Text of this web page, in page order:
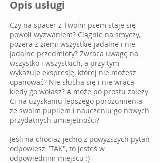
Opis usługi
Czy na spacer z Twoim psem staje się
powoli wyzwaniem? Ciągnie na smyczy,
pożera z ziemi wszystkie jadalne i nie
jadalne przedmioty? Zwraca uwagę na
wszystko i wszystkich, a przy tym
wykazuje ekspresję, której nie możesz
opanować? Nie słucha się i nie wraca
kiedy go wołasz? A może po prostu zależy
Ci na uzyskaniu lepszego porozumienia
ze swoim pupilem i nauczeniu go nowych
przydatnych umiejętności?
Jeśli na chociaż jedno z powyższych pytań
odpowiesz "TAK", to jesteś w
odpowiednim miejscu :)